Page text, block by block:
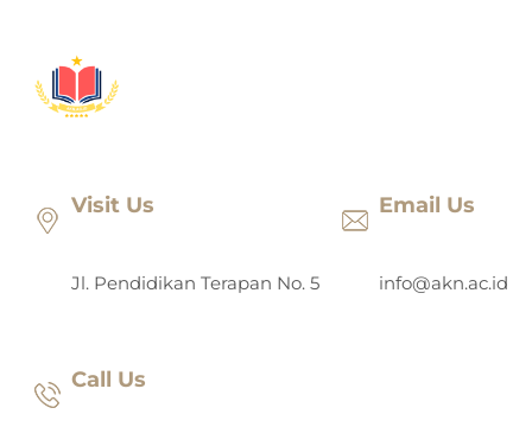
konten
Visit Us
Jl. Pendidikan Terapan No. 5
Email Us
info@akn.ac.id
Call Us